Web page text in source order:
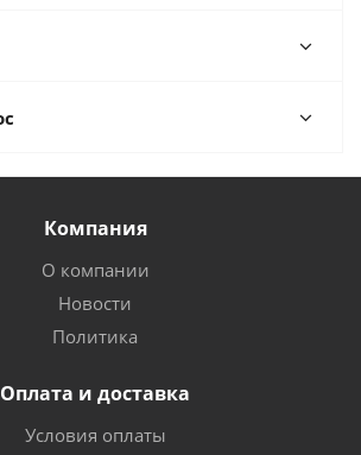
Компания
О компании
Новости
Политика
Оплата и доставка
Условия оплаты